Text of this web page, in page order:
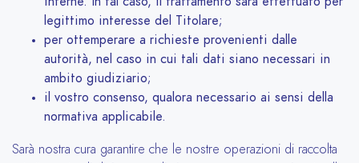
legittimo interesse del Titolare;
per ottemperare a richieste provenienti dalle
autorità, nel caso in cui tali dati siano necessari in
ambito giudiziario;
il vostro consenso, qualora necessario ai sensi della
normativa applicabile.
Sarà nostra cura garantire che le nostre operazioni di raccolta